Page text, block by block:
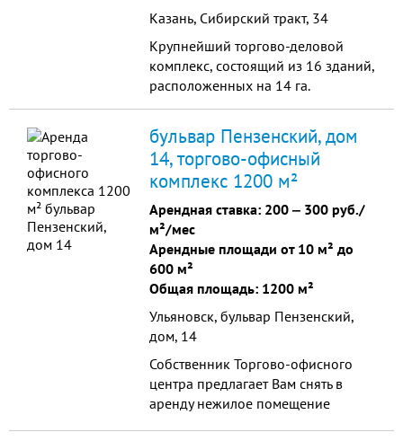
Казань, Сибирский тракт, 34
Крупнейший торгово-деловой
комплекс, состоящий из 16 зданий,
расположенных на 14 га.
бульвар Пензенский, дом
14, торгово-офисный
комплекс 1200 м²
Арендная ставка: 200 ‒ 300 руб./
м²/мес
Арендные площади от 10 м² до
600 м²
Общая площадь: 1200 м²
Ульяновск, бульвар Пензенский,
дом, 14
Собственник Торгово-офисного
центра предлагает Вам снять в
аренду нежилое помещение